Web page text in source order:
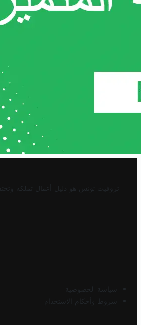
تروفيت تونس هو دليل أعمال تملكه
سياسة الخصوصية
شروط وأحكام الاستخدام